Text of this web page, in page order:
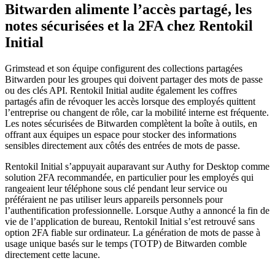
Bitwarden alimente l’accès partagé, les
notes sécurisées et la 2FA chez Rentokil
Initial
Grimstead et son équipe configurent des collections partagées
Bitwarden pour les groupes qui doivent partager des mots de passe
ou des clés API. Rentokil Initial audite également les coffres
partagés afin de révoquer les accès lorsque des employés quittent
l’entreprise ou changent de rôle, car la mobilité interne est fréquente.
Les notes sécurisées de Bitwarden complètent la boîte à outils, en
offrant aux équipes un espace pour stocker des informations
sensibles directement aux côtés des entrées de mots de passe.
Rentokil Initial s’appuyait auparavant sur Authy for Desktop comme
solution 2FA recommandée, en particulier pour les employés qui
rangeaient leur téléphone sous clé pendant leur service ou
préféraient ne pas utiliser leurs appareils personnels pour
l’authentification professionnelle. Lorsque Authy a annoncé la fin de
vie de l’application de bureau, Rentokil Initial s’est retrouvé sans
option 2FA fiable sur ordinateur. La génération de mots de passe à
usage unique basés sur le temps (TOTP) de Bitwarden comble
directement cette lacune.